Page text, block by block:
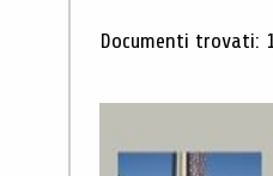
Risultati
Documenti trovati: 1